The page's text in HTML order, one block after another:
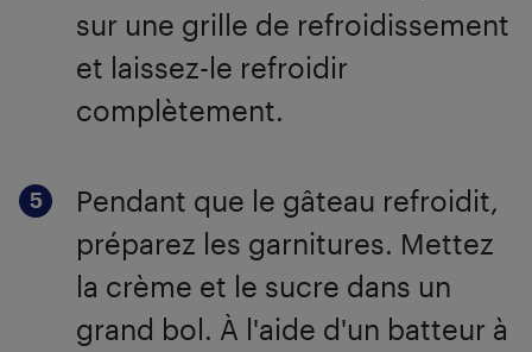
sur une grille de refroidissement
et laissez-le refroidir
complètement.
Pendant que le gâteau refroidit,
préparez les garnitures. Mettez
la crème et le sucre dans un
grand bol. À l'aide d'un batteur à